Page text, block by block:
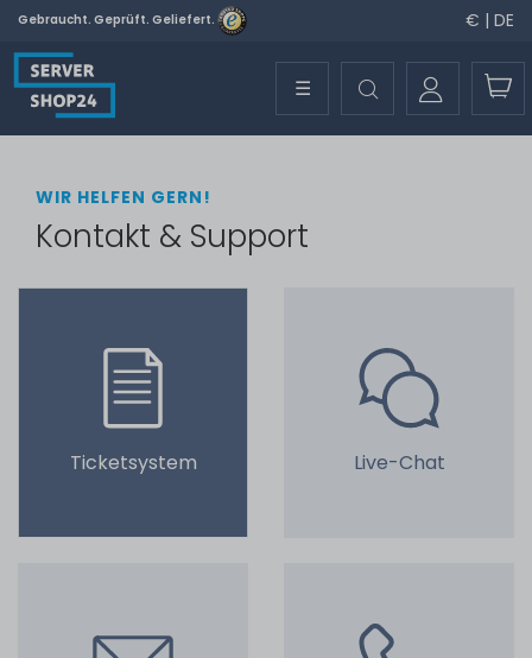
Gebraucht. Geprüft. Geliefert. € | DE
☰
WIR HELFEN GERN!
Kontakt & Support
Ticketsystem Live-Chat